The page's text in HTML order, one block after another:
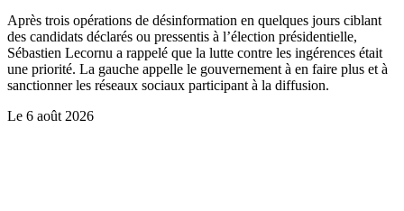
Après trois opérations de désinformation en quelques jours ciblant
des candidats déclarés ou pressentis à l’élection présidentielle,
Sébastien Lecornu a rappelé que la lutte contre les ingérences était
une priorité. La gauche appelle le gouvernement à en faire plus et à
sanctionner les réseaux sociaux participant à la diffusion.
Le 6 août 2026